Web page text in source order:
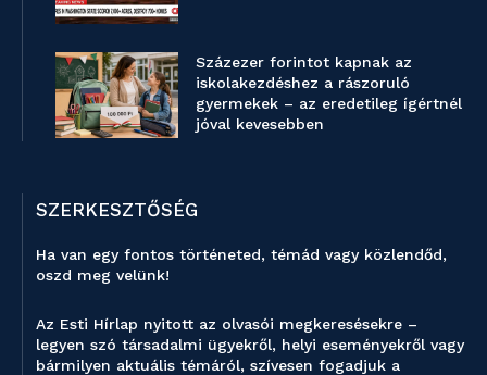
Százezer forintot kapnak az
iskolakezdéshez a rászoruló
gyermekek – az eredetileg ígértnél
jóval kevesebben
SZERKESZTŐSÉG
Ha van egy fontos történeted, témád vagy közlendőd,
oszd meg velünk!
Az Esti Hírlap nyitott az olvasói megkeresésekre –
legyen szó társadalmi ügyekről, helyi eseményekről vagy
bármilyen aktuális témáról, szívesen fogadjuk a